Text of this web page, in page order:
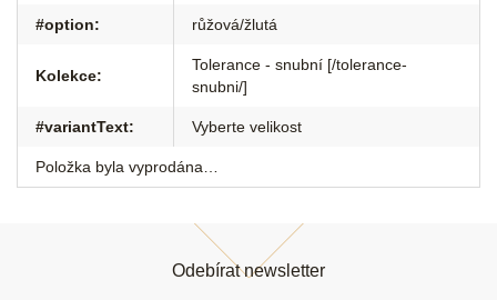
#option: růžová/žlutá
Kolekce:
Tolerance - snubní [/tolerance-
snubni/]
#variantText: Vyberte velikost
Položka byla vyprodána…
Odebírat newsletter